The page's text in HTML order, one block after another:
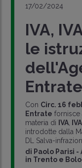
17/02/2024
IVA,
le
Entrate
Con Circ. 16
Entrate fornisce
materia di IVA,
introdotte dalla
DL Salva-
di Paolo Parisi -
in Trento e